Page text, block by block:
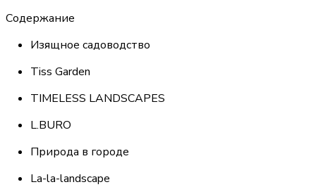
Содержание
Изящное садоводство
Tiss Garden
TIMELESS LANDSCAPES
L.BURO
Природа в городе
La-la-landscape